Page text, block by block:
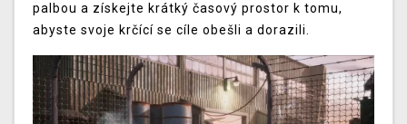
palbou a získejte krátký časový prostor k tomu,
abyste svoje krčící se cíle obešli a dorazili.